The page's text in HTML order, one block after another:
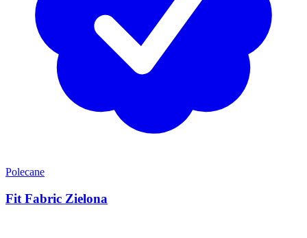
Polecane
Fit Fabric Zielona